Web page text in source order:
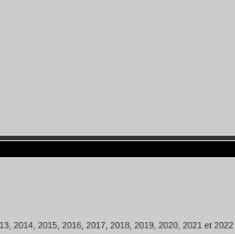
2014, 2015, 2016, 2017, 2018, 2019, 2020, 2021 et 2022